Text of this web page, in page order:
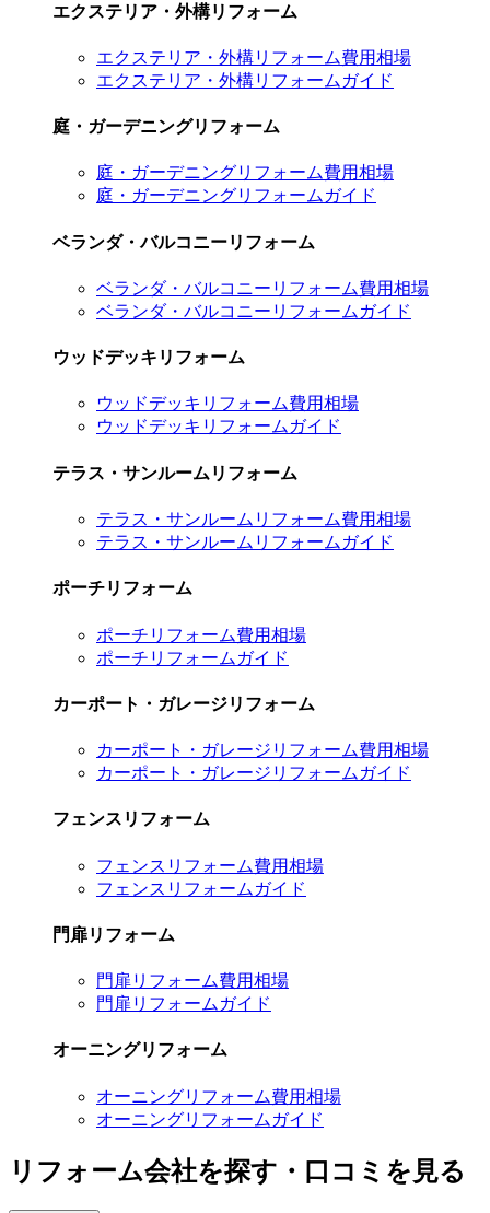
エクステリア・外構リフォーム
エクステリア・外構リフォーム費用相場
エクステリア・外構リフォームガイド
庭・ガーデニングリフォーム
庭・ガーデニングリフォーム費用相場
庭・ガーデニングリフォームガイド
ベランダ・バルコニーリフォーム
ベランダ・バルコニーリフォーム費用相場
ベランダ・バルコニーリフォームガイド
ウッドデッキリフォーム
ウッドデッキリフォーム費用相場
ウッドデッキリフォームガイド
テラス・サンルームリフォーム
テラス・サンルームリフォーム費用相場
テラス・サンルームリフォームガイド
ポーチリフォーム
ポーチリフォーム費用相場
ポーチリフォームガイド
カーポート・ガレージリフォーム
カーポート・ガレージリフォーム費用相場
カーポート・ガレージリフォームガイド
フェンスリフォーム
フェンスリフォーム費用相場
フェンスリフォームガイド
門扉リフォーム
門扉リフォーム費用相場
門扉リフォームガイド
オーニングリフォーム
オーニングリフォーム費用相場
オーニングリフォームガイド
リフォーム会社を探す・口コミを見る